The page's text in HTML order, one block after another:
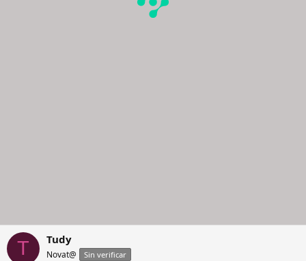
T Tudy
Novat@ Sin verificar